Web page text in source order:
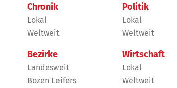
Chronik
Lokal
Weltweit
Bezirke
Landesweit
Bozen Leifers
Politik
Lokal
Weltweit
Wirtschaft
Lokal
Weltweit